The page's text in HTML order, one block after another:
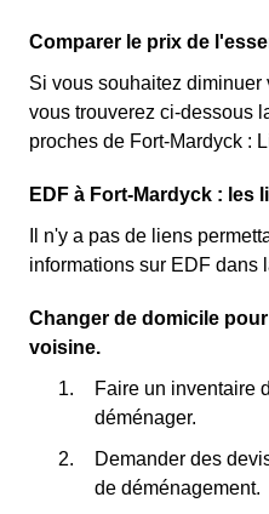
Comparer le prix de
Si vous souhaitez
vous trouverez ci-dessous
proches de Fort-Mardyck :
EDF à Fort-Mardyck : les
Il n'y a pas de liens
informations sur EDF dans
Changer de domicile
voisine.
Faire un inventaire
déménager.
Demander des
de déménagement.